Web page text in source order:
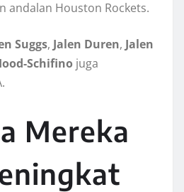
andalan Houston Rockets.
Suggs, Jalen Duren, Jalen
Schifino juga
Mereka